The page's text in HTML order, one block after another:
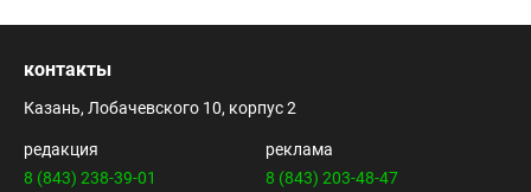
контакты
Казань, Лобачевского 10, корпус 2
редакция
8 (843) 238-39-01
реклама
8 (843) 203-48-47